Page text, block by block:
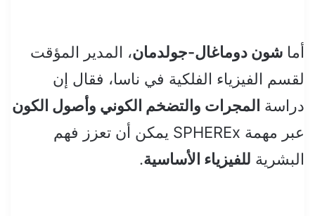
أما شون دوماغال-جولدمان، المدير المؤقت
لقسم الفيزياء الفلكية في ناسا، فقال إن
دراسة المجرات والتضخم الكوني وأصول الكون
عبر مهمة SPHEREx يمكن أن تعزز فهم
البشرية للفيزياء الأساسية.